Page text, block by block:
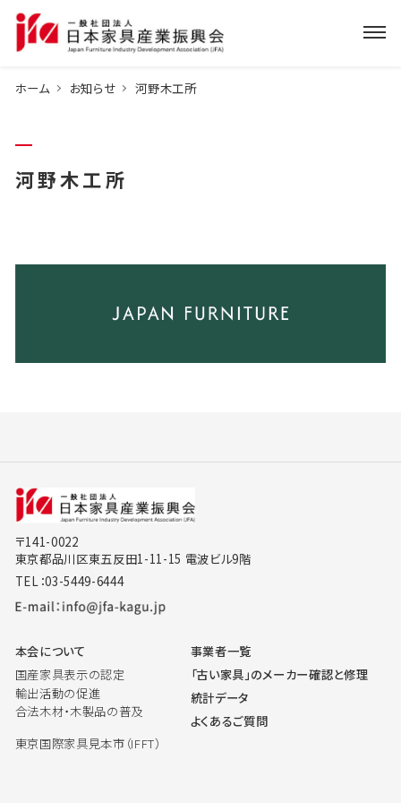
ホーム お知らせ 河野木工所
河野木工所
〒141-0022
東京都品川区東五反田1-11-15 電波ビル9階
TEL：03-5449-6444
本会について
国産家具表示の認定
輸出活動の促進
合法木材・木製品の普及
東京国際家具見本市（IFFT）
事業者一覧
「古い家具」のメーカー確認と修理
統計データ
よくあるご質問